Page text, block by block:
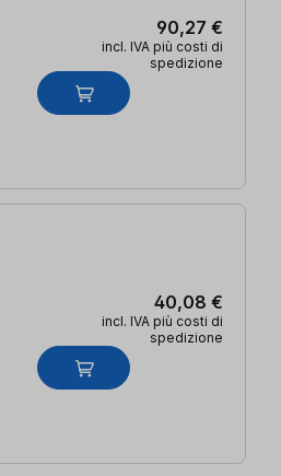
90,27 €
incl. IVA più costi di
spedizione
40,08 €
incl. IVA più costi di
spedizione